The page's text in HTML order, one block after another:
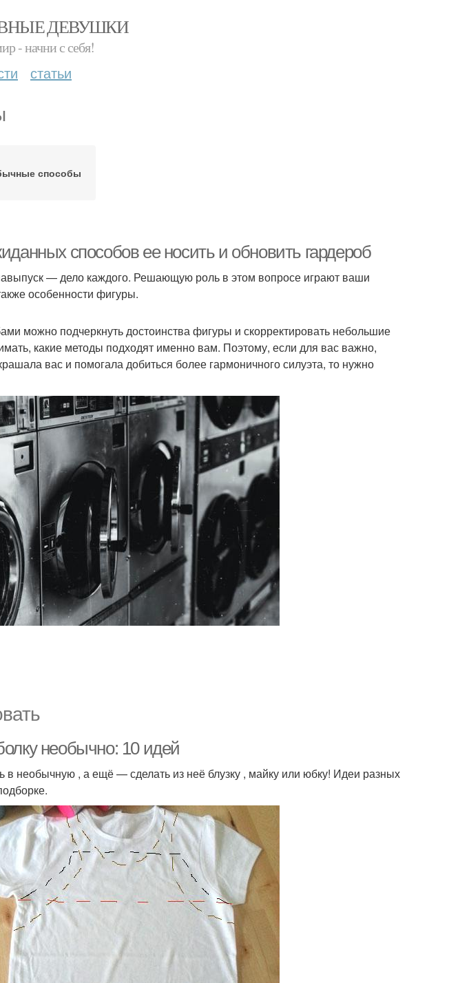
ДЕВУШКИ
- начни с себя!
статьи
способы
способов ее носить и обновить гардероб
— дело каждого. Решающую роль в этом вопросе играют ваши
особенности фигуры.
можно подчеркнуть достоинства фигуры и скорректировать небольшие
какие методы подходят именно вам. Поэтому, если для вас важно,
вас и помогала добиться более гармоничного силуэта, то нужно
необычно: 10 идей
в необычную , а ещё — сделать из неё блузку , майку или юбку! Идеи разных